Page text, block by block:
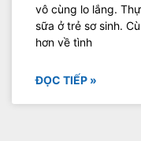
vô cùng lo lắng.
sữa ở trẻ sơ sinh.
hơn về tình
ĐỌC TIẾP »